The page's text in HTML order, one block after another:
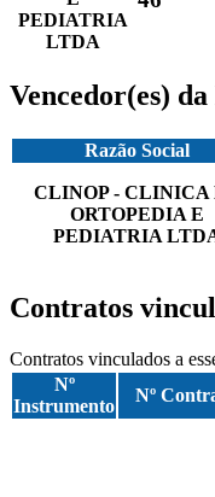
PEDIATRIA
LTDA
Vencedor(es)
Razão Social
CLINOP - CLINICA
ORTOPEDIA E
PEDIATRIA
Contratos
Contratos vinculados a
Nº
Instrumento
Nº